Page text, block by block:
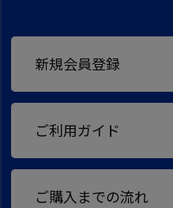
新規会員登録
ご利用ガイド
ご購入までの流れ